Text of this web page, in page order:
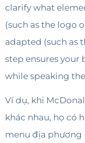
clarify what
(such as the logo
adapted (such as
step ensures your
while speaking
Ví dụ, khi
khác nhau, họ có
menu địa phương